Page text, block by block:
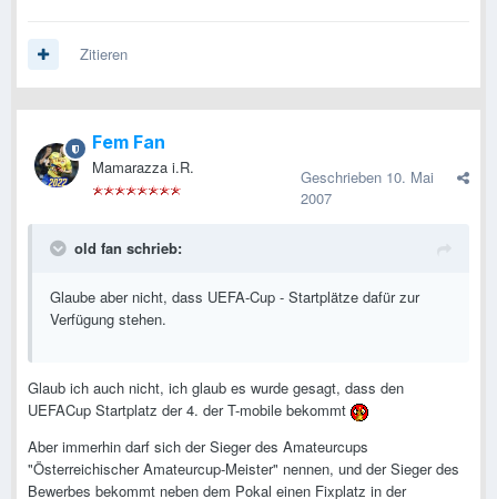
Zitieren
Fem Fan
Mamarazza i.R. Geschrieben 10. Mai
2007
old fan schrieb:
Glaube aber nicht, dass UEFA-Cup - Startplätze dafür zur
Verfügung stehen.
Glaub ich auch nicht, ich glaub es wurde gesagt, dass den
UEFACup Startplatz der 4. der T-mobile bekommt
Aber immerhin darf sich der Sieger des Amateurcups
"Österreichischer Amateurcup-Meister" nennen, und der Sieger des
Bewerbes bekommt neben dem Pokal einen Fixplatz in der